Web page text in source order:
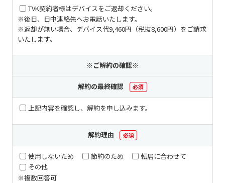
TVK契約者様はデバイスをご返却ください。
※後日、日中連絡先へお電話いたします。
※返却が無い場合、デバイス代9,460円（税抜8,600円）をご請求
いたします。
※ご解約の確認※
解約の最終確認 必須
上記内容を確認し、解約を申し込みます。
解約理由 必須
使用しないため 節約のため
転居に合わせて
その他
※複数回答可